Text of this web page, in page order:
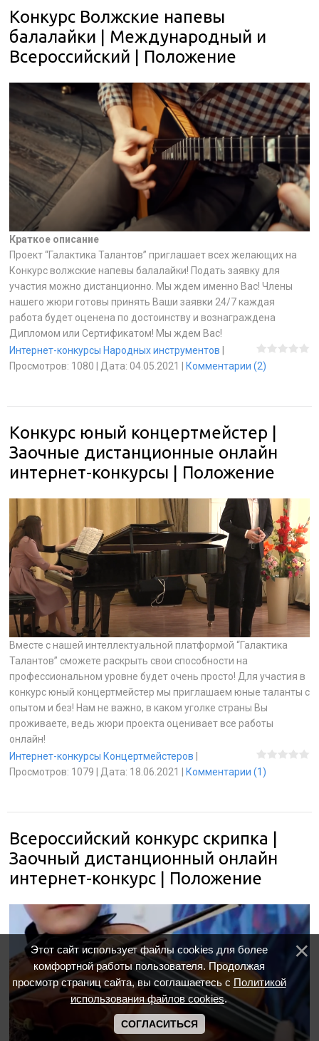
Конкурс Волжские напевы
балалайки | Международный и
Всероссийский | Положение
Краткое описание
Проект “Галактика Талантов” приглашает всех желающих на
Конкурс волжские напевы балалайки! Подать заявку для
участия можно дистанционно. Мы ждем именно Вас! Члены
нашего жюри готовы принять Ваши заявки 24/7 каждая
работа будет оценена по достоинству и вознаграждена
Дипломом или Сертификатом! Мы ждем Вас!
Интернет-конкурсы Народных инструментов
Просмотров: 1080 Дата: 04.05.2021 Комментарии (2)
Конкурс юный концертмейстер |
Заочные дистанционные онлайн
интернет-конкурсы | Положение
Вместе с нашей интеллектуальной платформой “Галактика
Талантов” сможете раскрыть свои способности на
профессиональном уровне будет очень просто! Для участия в
конкурс юный концертмейстер мы приглашаем юные таланты с
опытом и без! Нам не важно, в каком уголке страны Вы
проживаете, ведь жюри проекта оценивает все работы
онлайн!
Интернет-конкурсы Концертмейстеров
Просмотров: 1079 Дата: 18.06.2021 Комментарии (1)
Всероссийский конкурс скрипка |
Заочный дистанционный онлайн
интернет-конкурс | Положение
Этот сайт использует файлы cookies для более
комфортной работы пользователя. Продолжая
просмотр страниц сайта, вы соглашаетесь с Политикой
использования файлов cookies.
СОГЛАСИТЬСЯ